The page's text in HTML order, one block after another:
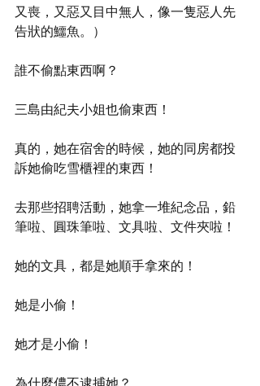
又喪，又惡又目中無人，像一隻惡人先
告狀的鱷魚。）
誰不偷點東西啊？
三島由紀夫小姐也偷東西！
真的，她在宿舍的時候，她的同房都投
訴她偷吃雪櫃裡的東西！
去那些招聘活動，她拿一堆紀念品，鉛
筆啦、圓珠筆啦、文具啦、文件夾啦！
她的文具，都是她順手拿來的！
她是小偷！
她才是小偷！